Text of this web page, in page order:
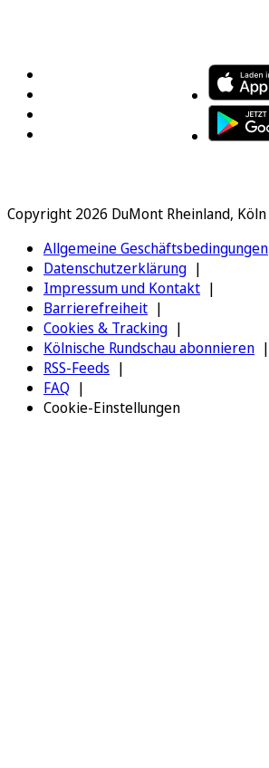
Copyright 2026 DuMont Rheinland, Köln
Allgemeine Geschäftsbedingungen
Datenschutzerklärung
Impressum und Kontakt
Barrierefreiheit
Cookies & Tracking
Kölnische Rundschau abonnieren
RSS-Feeds
FAQ
Cookie-Einstellungen